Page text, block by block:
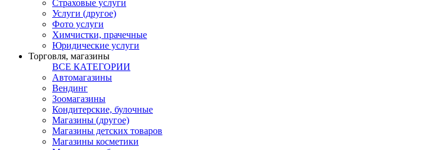
Страховые услуги
Услуги (другое)
Фото услуги
Химчистки, прачечные
Юридические услуги
Торговля, магазины
ВСЕ КАТЕГОРИИ
Автомагазины
Вендинг
Зоомагазины
Кондитерские, булочные
Магазины (другое)
Магазины детских товаров
Магазины косметики